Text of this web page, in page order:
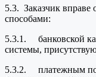
5.3. Заказчик
способами:
5.3.1. банковской
системы,
5.3.2. платежным